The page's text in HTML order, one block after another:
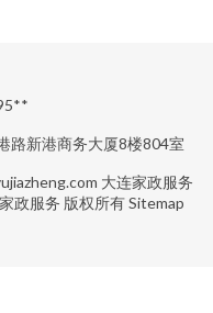
路新港商务大厦8楼804室
大连家政服务
政服务 版权所有Sitemap